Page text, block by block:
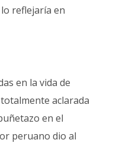
reflejaría en
en la vida de
aclarada
en el
peruano dio al